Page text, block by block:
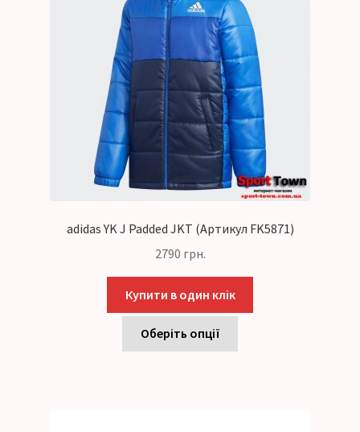
adidas YK J Padded JKT (Артикул FK5871)
2790 грн.
Купити в один клік
Оберіть опції